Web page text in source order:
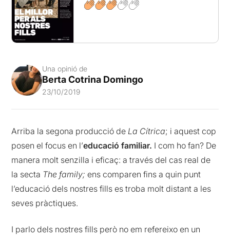
Una opinió de
Berta Cotrina Domingo
23/10/2019
Arriba la segona producció deLa Cítrica; i aquest cop
posen el focus en l’educació familiar. I com ho fan? De
manera molt senzilla i eficaç: a través del cas real de
la secta The family;ens comparen fins a quin punt
l’educació dels nostres fills es troba molt distant a les
seves pràctiques.
I parlo dels nostres fills però no em refereixo en un